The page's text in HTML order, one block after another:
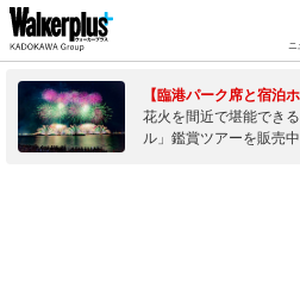
ニ
【臨港パーク席と宿泊
花火を間近で堪能でき
ル」鑑賞ツアーを販売中